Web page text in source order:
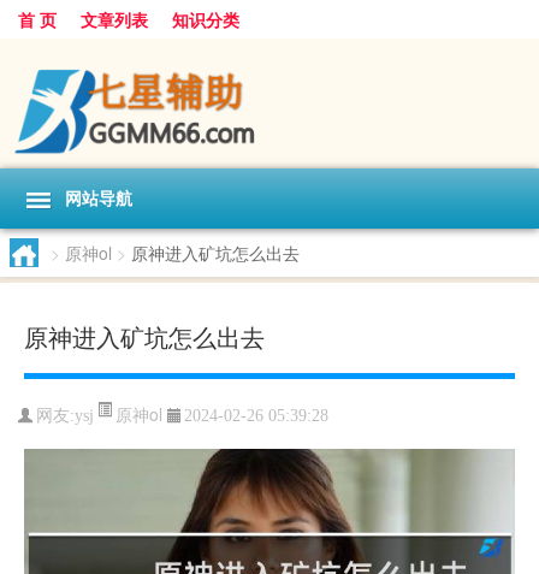
首 页 文章列表 知识分类
网站导航
> 原神ol > 原神进入矿坑怎么出去
原神进入矿坑怎么出去
网友:ysj 原神ol 2024-02-26 05:39:28